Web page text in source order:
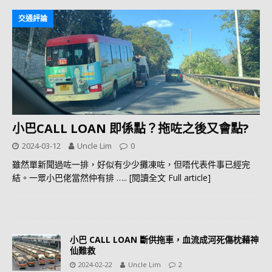
交通評論
小巴CALL LOAN 即係點？拖咗之後又會點?
2024-03-12 Uncle Lim 0
雖然單新聞過咗一排，好似有少少攤凍咗，但唔代表件事已經完
結。一眾小巴佬當然仲有排 ….. [閱讀全文 Full article]
小巴 CALL LOAN 斷供拖車，血流成河死傷枕藉神
仙難救
2024-02-22 Uncle Lim 2